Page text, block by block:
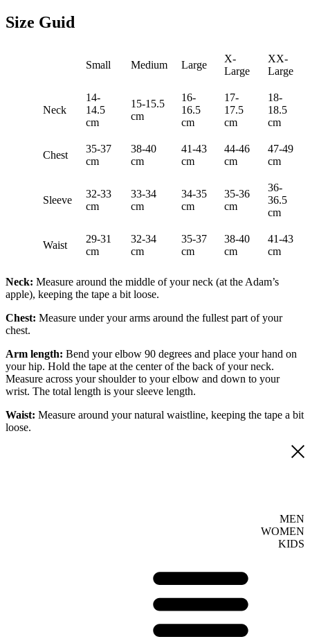
Size Guid
Small Medium Large
X-
Large
XX-
Large
Neck
14-
14.5
cm
15-15.5
cm
16-
16.5
cm
17-
17.5
cm
18-
18.5
cm
Chest
35-37
cm
38-40
cm
41-43
cm
44-46
cm
47-49
cm
Sleeve
32-33
cm
33-34
cm
34-35
cm
35-36
cm
36-
36.5
cm
Waist
29-31
cm
32-34
cm
35-37
cm
38-40
cm
41-43
cm
Neck: Measure around the middle of your neck (at the Adam’s
apple), keeping the tape a bit loose.
Chest: Measure under your arms around the fullest part of your
chest.
Arm length: Bend your elbow 90 degrees and place your hand on
your hip. Hold the tape at the center of the back of your neck.
Measure across your shoulder to your elbow and down to your
wrist. The total length is your sleeve length.
Waist: Measure around your natural waistline, keeping the tape a bit
loose.
MEN
WOMEN
KIDS